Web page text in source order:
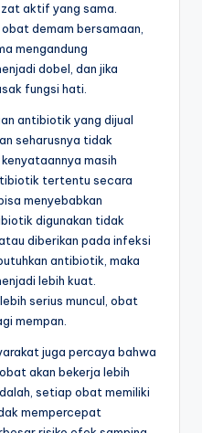
aktif yang sama.
demam bersamaan,
mengandung
dobel, dan jika
fungsi hati.
antibiotik yang dijual
seharusnya tidak
masih
tertentu secara
menyebabkan
digunakan tidak
diberikan pada infeksi
antibiotik, maka
lebih kuat.
serius muncul, obat
mempan.
juga percaya bahwa
akan bekerja lebih
setiap obat memiliki
mempercepat